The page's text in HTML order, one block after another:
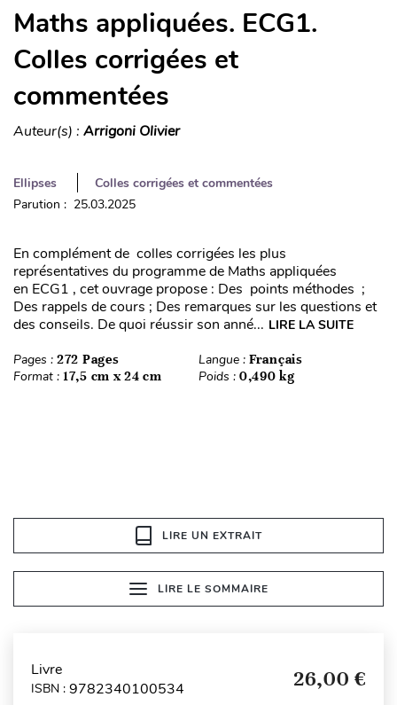
Maths appliquées. ECG1.
Colles corrigées et
commentées
Auteur(s) : Arrigoni Olivier
Ellipses
Colles corrigées et commentées
Parution : 25.03.2025
En complément de colles corrigées les plus
représentatives du programme de Maths appliquées
en ECG1 , cet ouvrage propose : Des points méthodes ;
Des rappels de cours ; Des remarques sur les questions et
des conseils. De quoi réussir son anné... LIRE LA SUITE
Pages : 272 Pages Langue : Français
Format : 17,5 cm x 24 cm Poids : 0,490 kg
LIRE UN EXTRAIT
LIRE LE SOMMAIRE
Livre
ISBN : 9782340100534 26,00 €